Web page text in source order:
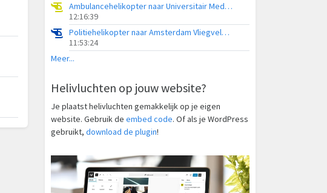
Ambulancehelikopter naar Universitair Medisch Centrum Groningen
12:16:39
Politiehelikopter naar Amsterdam Vliegveld Schiphol
11:53:24
Meer...
Helivluchten op jouw website?
Je plaatst helivluchten gemakkelijk op je eigen
website. Gebruik de embed code. Of als je WordPress
gebruikt, download de plugin!